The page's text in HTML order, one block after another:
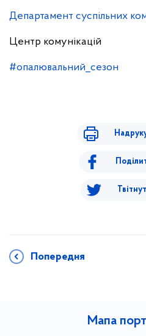
Департамент суспільних
Центр комунікацій
#опалювальний_сезон
Попередня
Мапа